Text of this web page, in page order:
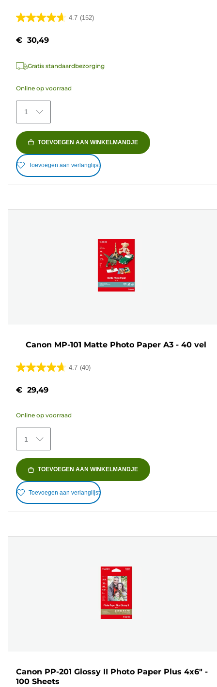
4.7 (152)
4.7
de
sterren.
beoordelingen
€ 30,49
Gratis standaardbezorging
Online op voorraad
1
TOEVOEGEN AAN WINKELMANDJE
Toevoegen aan verlanglijst
Canon MP-101 Matte Photo Paper A3 - 40 vel
4.7 (40)
4.7
de
sterren.
40
beoordelingen
€ 29,49
Online op voorraad
1
TOEVOEGEN AAN WINKELMANDJE
Toevoegen aan verlanglijst
Canon PP-201 Glossy II Photo Paper Plus 4x6" -
100 Sheets